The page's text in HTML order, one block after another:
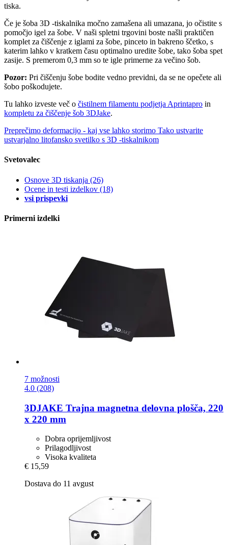
tiska.
Če je šoba 3D -tiskalnika močno zamašena ali umazana, jo očistite s
pomočjo igel za šobe. V naši spletni trgovini boste našli praktičen
komplet za čiščenje z iglami za šobe, pinceto in bakreno ščetko, s
katerim lahko v kratkem času optimalno uredite šobe, tako šoba spet
zasije. S premerom 0,3 mm so te igle primerne za večino šob.
Pozor: Pri čiščenju šobe bodite vedno previdni, da se ne opečete ali
šobo poškodujete.
Tu lahko izveste več o čistilnem filamentu podjetja Aprintapro in
kompletu za čiščenje šob 3DJake.
Preprečimo deformacijo - kaj vse lahko storimo Tako ustvarite
ustvarjalno litofansko svetilko s 3D -tiskalnikom
Svetovalec
Osnove 3D tiskanja (26)
Ocene in testi izdelkov (18)
vsi prispevki
Primerni izdelki
7 možnosti
4.0 (208)
3DJAKE Trajna magnetna delovna plošča, 220
x 220 mm
Dobra oprijemljivost
Prilagodljivost
Visoka kvaliteta
€ 15,59
Dostava do 11 avgust